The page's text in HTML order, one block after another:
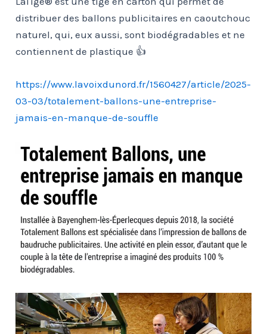
distribuer des ballons publicitaires en caoutchouc
naturel, qui, eux aussi, sont biodégradables et ne
contiennent de plastique 👍
https://www.lavoixdunord.fr/1560427/article/2025-
03-03/totalement-ballons-une-entreprise-
jamais-en-manque-de-souffle